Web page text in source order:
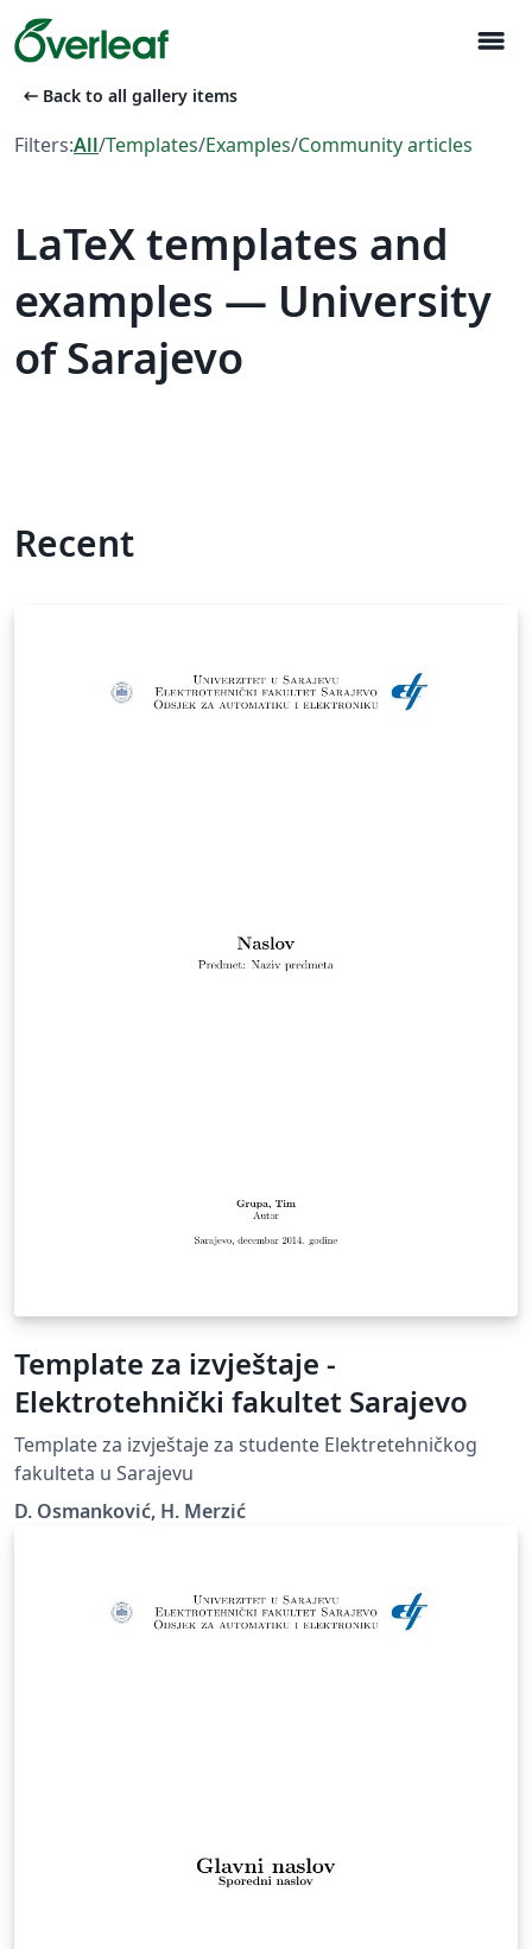
menu
arrow_left_alt Back to all gallery items
Filters:All/Templates/Examples/Community articles
LaTeX templates and
examples — University
of Sarajevo
Recent
Template za izvještaje -
Elektrotehnički fakultet Sarajevo
Template za izvještaje za studente Elektretehničkog
fakulteta u Sarajevu
D. Osmanković, H. Merzić